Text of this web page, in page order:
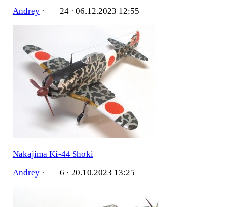
Andrey· 24 · 06.12.2023 12:55
Nakajima Ki-44 Shoki
Andrey· 6 · 20.10.2023 13:25